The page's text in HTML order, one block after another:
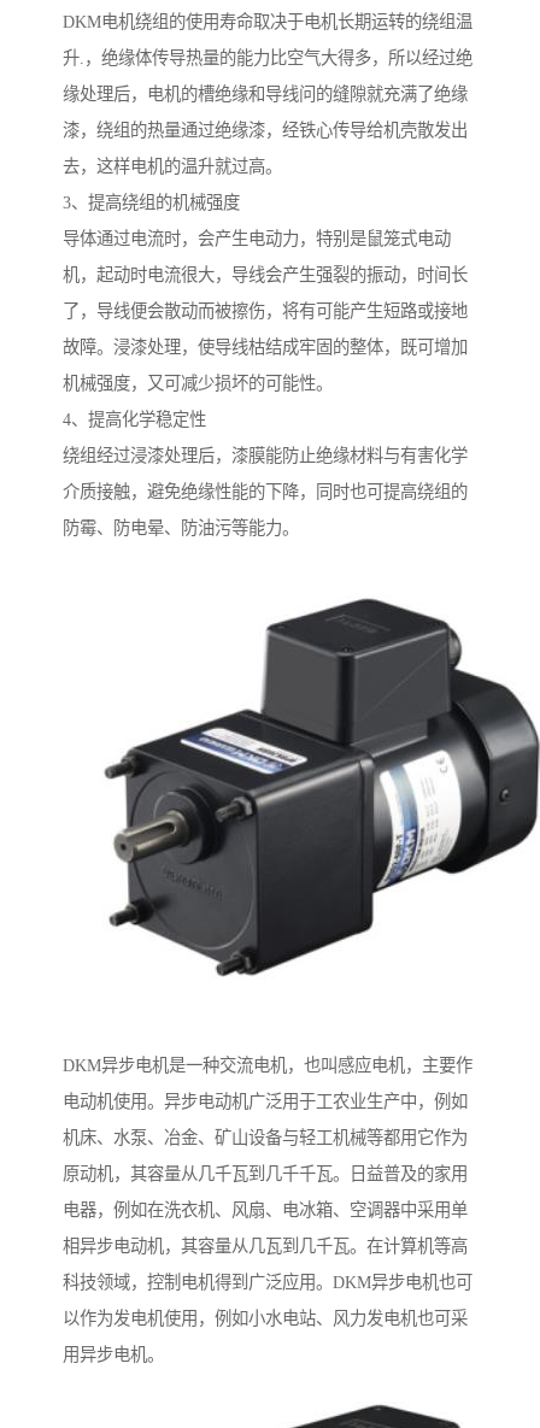
DKM电机绕组的使用寿命取决于电机长期运转的绕组温
升.，绝缘体传导热量的能力比空气大得多，所以经过绝
缘处理后，电机的槽绝缘和导线问的缝隙就充满了绝缘
漆，绕组的热量通过绝缘漆，经铁心传导给机壳散发出
去，这样电机的温升就过高。
3、提高绕组的机械强度
导体通过电流时，会产生电动力，特别是鼠笼式电动
机，起动时电流很大，导线会产生强裂的振动，时间长
了，导线便会散动而被擦伤，将有可能产生短路或接地
故障。浸漆处理，使导线枯结成牢固的整体，既可增加
机械强度，又可减少损坏的可能性。
4、提高化学稳定性
绕组经过浸漆处理后，漆膜能防止绝缘材料与有害化学
介质接触，避免绝缘性能的下降，同时也可提高绕组的
防霉、防电晕、防油污等能力。
DKM异步电机是一种交流电机，也叫感应电机，主要作
电动机使用。异步电动机广泛用于工农业生产中，例如
机床、水泵、冶金、矿山设备与轻工机械等都用它作为
原动机，其容量从几千瓦到几千千瓦。日益普及的家用
电器，例如在洗衣机、风扇、电冰箱、空调器中采用单
相异步电动机，其容量从几瓦到几千瓦。在计算机等高
科技领域，控制电机得到广泛应用。DKM异步电机也可
以作为发电机使用，例如小水电站、风力发电机也可采
用异步电机。